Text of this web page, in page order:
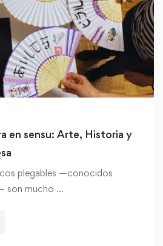
en sensu: Arte, Historia y
plegables —conocidos
son mucho …